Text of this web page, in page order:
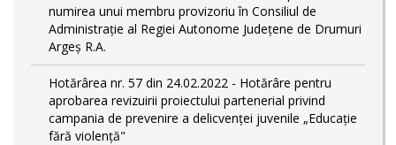
numirea unui membru provizoriu în Consiliul de
Administrație al Regiei Autonome Județene de Drumuri
Argeș R.A.
Hotărârea nr. 57 din 24.02.2022 - Hotărâre pentru
aprobarea revizuirii proiectului partenerial privind
campania de prevenire a delicvenței juvenile „Educație
fără violență"